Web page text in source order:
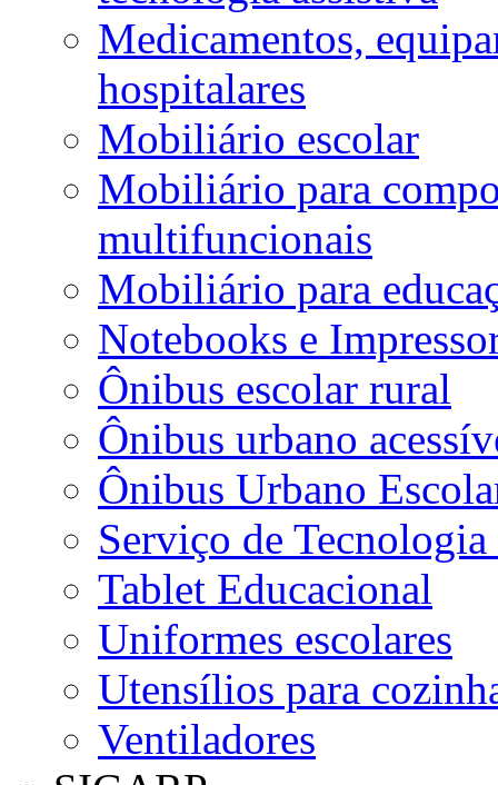
Medicamentos,
hospitalares
Mobiliário escolar
Mobiliário para
multifuncionais
Mobiliário para
Notebooks e
Ônibus escolar rural
Ônibus urbano
Ônibus Urbano
Serviço de
Tablet Educacional
Uniformes escolares
Utensílios para
Ventiladores